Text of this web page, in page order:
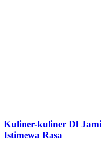
Kuliner-kuliner DI
Istimewa Rasa